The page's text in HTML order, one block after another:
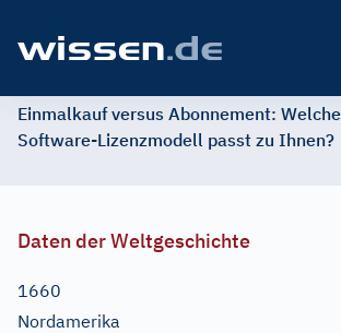
Einmalkauf versus Abonnement:
Software-Lizenzmodell passt zu Ihnen?
Daten der Weltgeschichte
1660
Nordamerika